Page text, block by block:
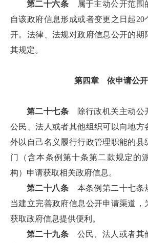
第二十六条 属于主动公开范围
自该政府信息形成或者变更之日起20
开。法律、法规对政府信息公开的期
其规定。
第四章 依申请公开
第二十七条 除行政机关主动公
公民、法人或者其他组织可以向地方
外以自己名义履行行政管理职能的县
门（含本条例第十条第二款规定的
构）申请获取相关政府信息。
第二十八条 本条例第二十七条
当建立完善政府信息公开申请渠道，
获取政府信息提供便利。
第二十九条 公民、法人或者其